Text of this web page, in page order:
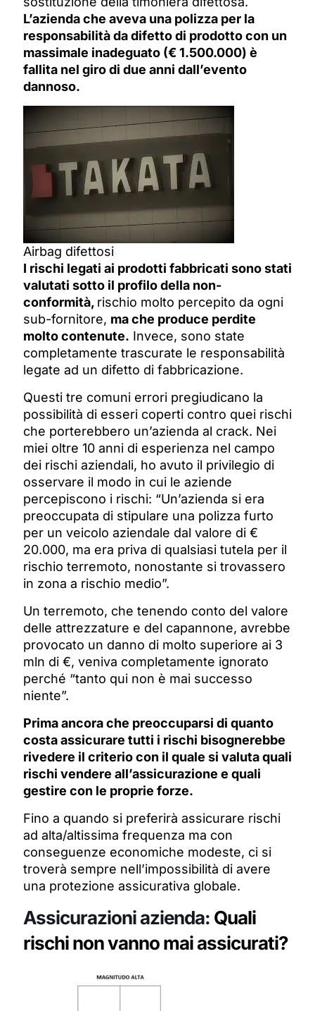
L’azienda che aveva una polizza per la
responsabilità da difetto di prodotto con un
massimale inadeguato (€ 1.500.000) è
fallita nel giro di due anni dall’evento
dannoso.
Airbag difettosi
I rischi legati ai prodotti fabbricati sono stati
valutati sotto il profilo della non-
conformità, rischio molto percepito da ogni
sub-fornitore, ma che produce perdite
molto contenute. Invece, sono state
completamente trascurate le responsabilità
legate ad un difetto di fabbricazione.
Questi tre comuni errori pregiudicano la
possibilità di esseri coperti contro quei rischi
che porterebbero un’azienda al crack. Nei
miei oltre 10 anni di esperienza nel campo
dei rischi aziendali, ho avuto il privilegio di
osservare il modo in cui le aziende
percepiscono i rischi: “Un’azienda si era
preoccupata di stipulare una polizza furto
per un veicolo aziendale dal valore di €
20.000, ma era priva di qualsiasi tutela per il
rischio terremoto, nonostante si trovassero
in zona a rischio medio”.
Un terremoto, che tenendo conto del valore
delle attrezzature e del capannone, avrebbe
provocato un danno di molto superiore ai 3
mln di €, veniva completamente ignorato
perché “tanto qui non è mai successo
niente”.
Prima ancora che preoccuparsi di quanto
costa assicurare tutti i rischi bisognerebbe
rivedere il criterio con il quale si valuta quali
rischi vendere all’assicurazione e quali
gestire con le proprie forze.
Fino a quando si preferirà assicurare rischi
ad alta/altissima frequenza ma con
conseguenze economiche modeste, ci si
troverà sempre nell’impossibilità di avere
una protezione assicurativa globale.
Assicurazioni azienda: Quali
rischi non vanno mai assicurati?